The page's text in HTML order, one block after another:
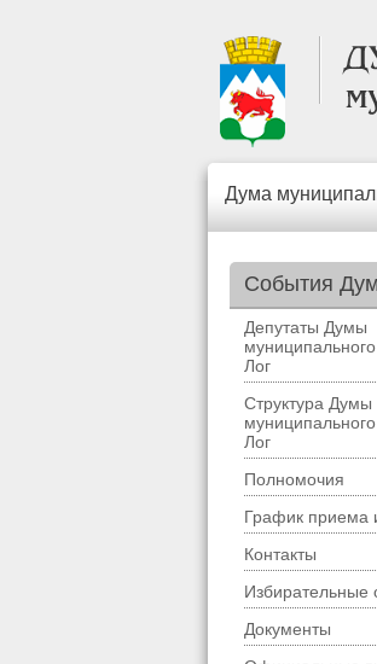
Дума
События
Депутаты Думы
Лог
Структура Думы
Лог
Полномочия
График приема
Контакты
Избирательные
Документы